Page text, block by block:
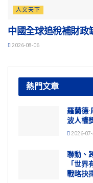
人文天下
中國全球追稅補財政
2026-08-06
熱門文章
羅蘭德
波人權
2026-
聯動、
「世
戰略抉